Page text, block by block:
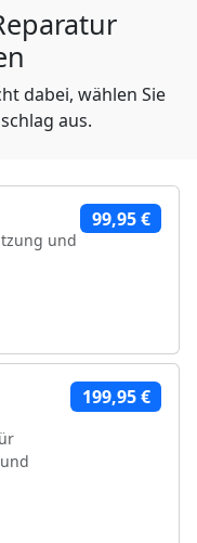
dabei, wählen Sie
aus.
und
im
99,95 €
199,95 €